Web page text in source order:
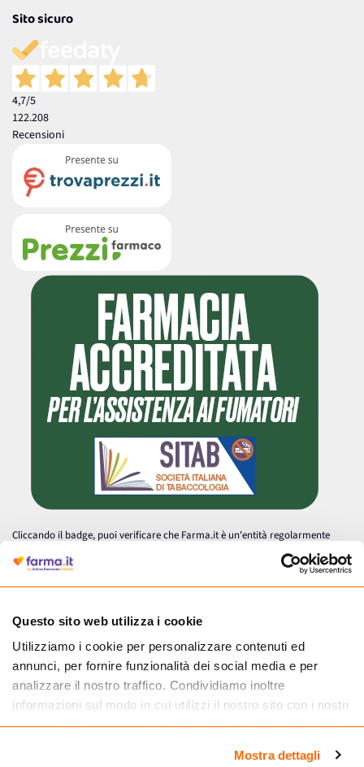
Questo sito web utilizza i cookie
Utilizziamo i cookie per personalizzare contenuti ed
annunci, per fornire funzionalità dei social media e per
analizzare il nostro traffico. Condividiamo inoltre
informazioni sul modo in cui utilizzi il nostro sito con i nostri
partner che si occupano di analisi dei dati web, pubblicità e
informazioni che hai fornito loro o che hanno raccolto dal
Mostra dettagli
Sito sicuro
4,7/5
122.208
Recensioni
Cliccando il badge, puoi verificare che Farma.it è un'entità regolarmente
autorizzata dal Ministero della Salute a effettuare la vendita online di
medicinali.